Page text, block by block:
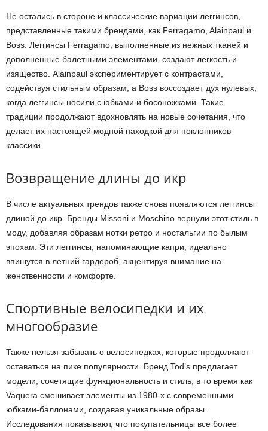
Не остались в стороне и классические вариации леггинсов,
представленные такими брендами, как Ferragamo, Alainpaul и
Boss. Леггинсы Ferragamo, выполненные из нежных тканей и
дополненные балетными элементами, создают легкость и
изящество. Alainpaul экспериментирует с контрастами,
содействуя стильным образам, а Boss воссоздает дух нулевых,
когда леггинсы носили с юбками и босоножками. Такие
традиции продолжают вдохновлять на новые сочетания, что
делает их настоящей модной находкой для поклонников
классики.
Возвращение длины до икр
В числе актуальных трендов также снова появляются леггинсы
длиной до икр. Бренды Missoni и Moschino вернули этот стиль в
моду, добавляя образам нотки ретро и ностальгии по былым
эпохам. Эти леггинсы, напоминающие капри, идеально
впишутся в летний гардероб, акцентируя внимание на
женственности и комфорте.
Спортивные велосипедки и их
многообразие
Также нельзя забывать о велосипедках, которые продолжают
оставаться на пике популярности. Бренд Tod’s предлагает
модели, сочетящие функциональность и стиль, в то время как
Vaquera смешивает элементы из 1980-х с современными
юбками-баллонами, создавая уникальные образы.
Исследования показывают, что покупательницы все более